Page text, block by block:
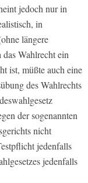
jedoch nur in
in
längere
Wahlrecht ein
ist, müßte auch eine
des Wahlrechts
der sogenannten
nicht
jedenfalls
jedenfalls